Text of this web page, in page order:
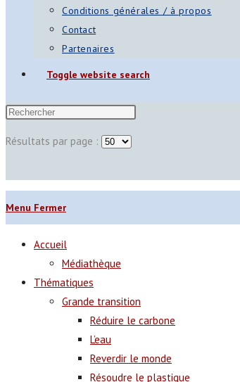
Conditions générales / à propos
Contact
Partenaires
Toggle website search
Résultats par page :
Menu Fermer
Accueil
Médiathèque
Thématiques
Grande transition
Réduire le carbone
L’eau
Reverdir le monde
Résoudre le plastique